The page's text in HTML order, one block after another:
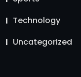
Technology
Uncategorized